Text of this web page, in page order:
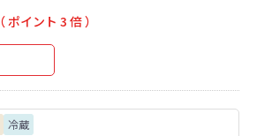
（ ポイント 3 倍 ）
冷蔵